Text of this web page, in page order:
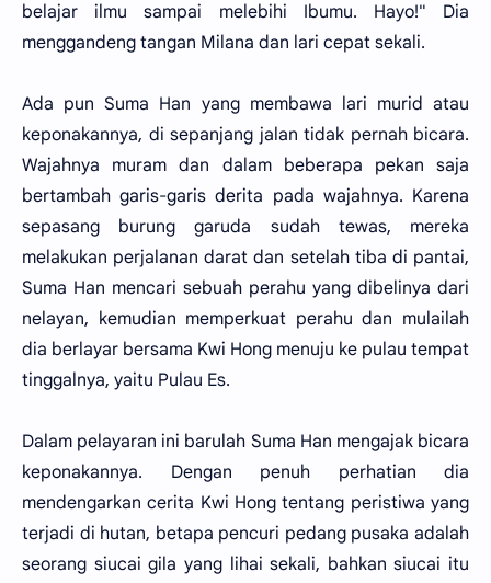
belajar ilmu sampai melebihi Ibumu. Hayo!" Dia
menggandeng tangan Milana dan lari cepat sekali.
Ada pun Suma Han yang membawa lari murid atau
keponakannya, di sepanjang jalan tidak pernah bicara.
Wajahnya muram dan dalam beberapa pekan saja
bertambah garis-garis derita pada wajahnya. Karena
sepasang burung garuda sudah tewas, mereka
melakukan perjalanan darat dan setelah tiba di pantai,
Suma Han mencari sebuah perahu yang dibelinya dari
nelayan, kemudian memperkuat perahu dan mulailah
dia berlayar bersama Kwi Hong menuju ke pulau tempat
tinggalnya, yaitu Pulau Es.
Dalam pelayaran ini barulah Suma Han mengajak bicara
keponakannya. Dengan penuh perhatian dia
mendengarkan cerita Kwi Hong tentang peristiwa yang
terjadi di hutan, betapa pencuri pedang pusaka adalah
seorang siucai gila yang lihai sekali, bahkan siucai itu